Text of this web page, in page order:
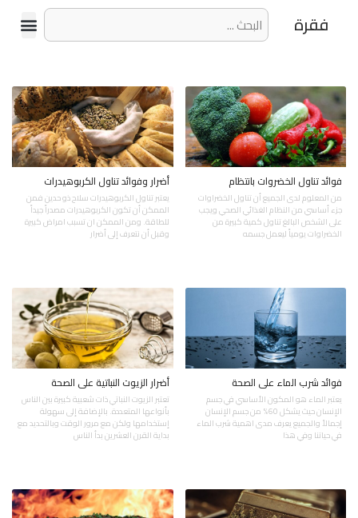
فقرة
فوائد تناول الخضروات بانتظام
من المعلوم لدى الجميع أن تناول الخضراوات
جزء أساسي من النظام الغذائي الصحي ويجب
على الشخص البالغ تناول كمية كبيرة من
الخضراوات يومياً ليعمل جسمه
أضرار وفوائد تناول الكربوهيدرات
يعتبر تناول الكربوهيدرات سلاح ذو حدين فمن
الممكن أن تكون الكربوهيدرات مصدراً جيداً
للطاقة. ومن الممكن ان تسبب امراض كبيرة
وقبل أن نتعرف إلى أضرار
فوائد شرب الماء على الصحة
يعتبر الماء هو المكون الأساسي في جسم
الإنسان حيث يشكل 60% من جسم الإنسان
إجمالاً والجميع يعرف مدى اهمية شرب الماء
في حياتنا وفي هذا
أضرار الزيوت النباتية على الصحة
تعتبر الزيوت النباتي ذات شعبية كبيرة بين الناس
بأنواعها المتعددة. بالإضافة إلى سهولة
إستخدامها ولكن مع مرور الوقت وبالتحديد مع
بداية القرن العشرين بدأ الناس